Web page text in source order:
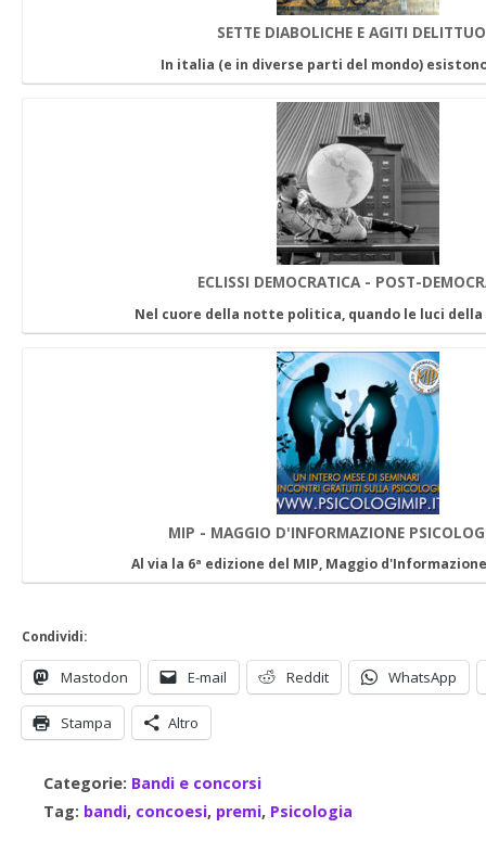
SETTE DIABOLICHE E AGITI
In italia (e in diverse parti del mondo)
ECLISSI DEMOCRATICA - POST-
Nel cuore della notte politica, quando le luci
MIP - MAGGIO D'INFORMAZIONE
Al via la 6ª edizione del MIP, Maggio
Condividi:
Mastodon E-mail Reddit WhatsApp
Stampa Altro
Categorie: Bandi e concorsi
Tag: bandi, concoesi, premi, Psicologia